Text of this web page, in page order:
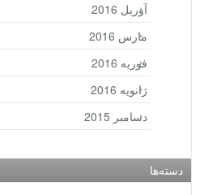
آوریل 2016
مارس 2016
فوریه 2016
ژانویه 2016
دسامبر 2015
دسته‌ها